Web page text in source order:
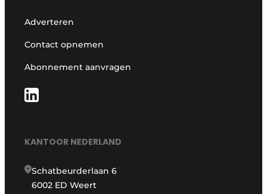
Adverteren
Contact opnemen
Abonnement aanvragen
KANTOOR NEDERLAND
Schatbeurderlaan 6
6002 ED Weert